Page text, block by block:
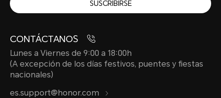
SUSCRIBIRSE
CONTÁCTANOS
Lunes a Viernes de 9:00 a 18:00h
(A excepción de los días festivos, puentes y fiestas
nacionales)
es.support@honor.com